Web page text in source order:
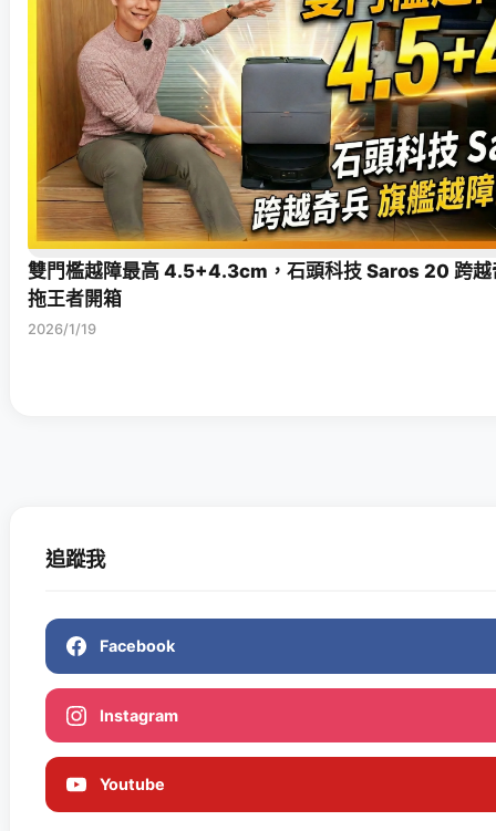
雙門檻越障最高 4.5+4.3cm，石頭科技 Saros 20 跨越
拖王者開箱
2026/1/19
追蹤我
Facebook
Instagram
Youtube